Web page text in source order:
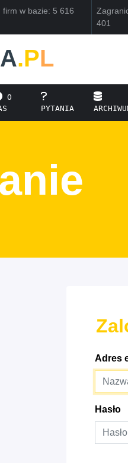
firm w bazie: 5 616
401
.PL
O
PYTANIA
Adres
Hasło